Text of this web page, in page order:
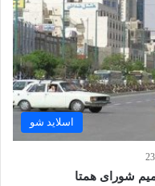
اسلاید شو
شورای همتا